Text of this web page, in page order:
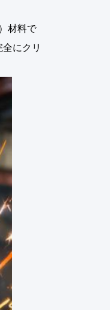
材料で
にクリ